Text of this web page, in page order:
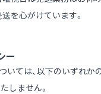
を心がけています。
ー
いては、以下のいずれか
しません。